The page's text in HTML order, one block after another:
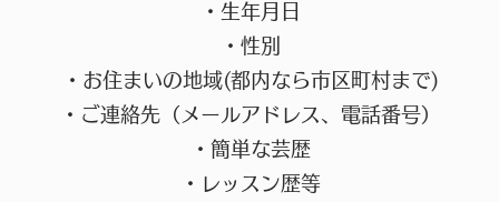
・生年月日
・性別
・お住まいの地域(都内なら市区町村まで)
・ご連絡先（メールアドレス、電話番号）
・簡単な芸歴
・レッスン歴等